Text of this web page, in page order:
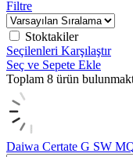
Filtre
Stoktakiler
Seçilenleri Karşılaştır
Seç ve Sepete Ekle
Toplam 8 ürün
Daiwa Certate G SW